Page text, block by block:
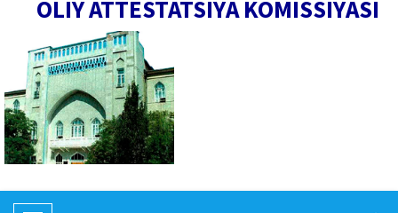
OLIY ATTESTATSIYA KOMISSIYASI